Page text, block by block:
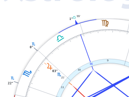
F
G
H
9
10
X
11
G
1°
55'
H
0°
H
22°
R
03°
H
25'